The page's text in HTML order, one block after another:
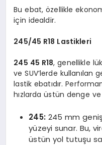
Bu ebat, özellikle
için idealdir.
245/45 R18 Lastikleri
245 45 R18, genellikle
ve SUV’lerde kullanılan
lastik ebatıdır.
hızlarda üstün denge
245: 245 mm
yüzeyi sunar. Bu,
üstün yol tutuşu